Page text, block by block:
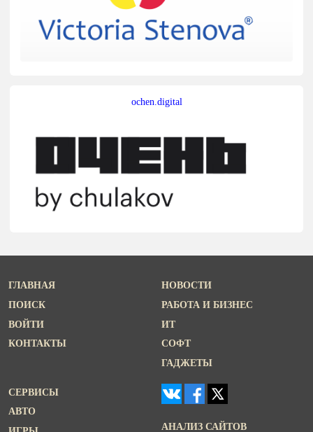
ochen.digital
ГЛАВНАЯ
ПОИСК
ВОЙТИ
КОНТАКТЫ
НОВОСТИ
РАБОТА И БИЗНЕС
ИТ
СОФТ
ГАДЖЕТЫ
СЕРВИСЫ
АВТО
АНАЛИЗ САЙТОВ